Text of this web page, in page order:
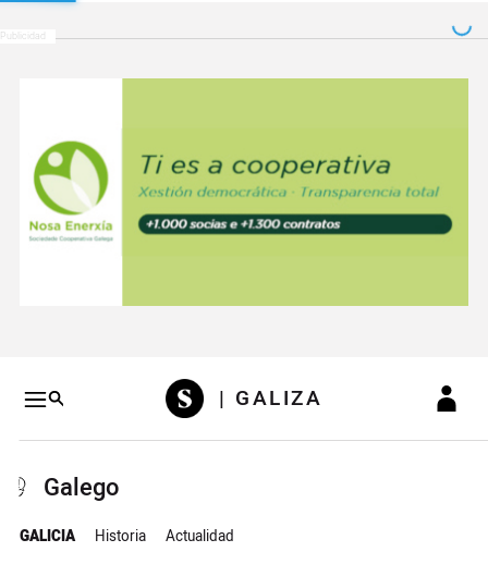
Salto a contenido
| GALIZA
Galego
GALICIA Historia Actualidad